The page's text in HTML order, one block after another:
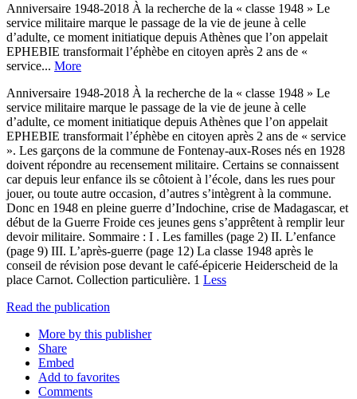
Anniversaire 1948-2018 À la recherche de la « classe 1948 » Le
service militaire marque le passage de la vie de jeune à celle
d’adulte, ce moment initiatique depuis Athènes que l’on appelait
EPHEBIE transformait l’éphèbe en citoyen après 2 ans de «
service... More
Anniversaire 1948-2018 À la recherche de la « classe 1948 » Le
service militaire marque le passage de la vie de jeune à celle
d’adulte, ce moment initiatique depuis Athènes que l’on appelait
EPHEBIE transformait l’éphèbe en citoyen après 2 ans de « service
». Les garçons de la commune de Fontenay-aux-Roses nés en 1928
doivent répondre au recensement militaire. Certains se connaissent
car depuis leur enfance ils se côtoient à l’école, dans les rues pour
jouer, ou toute autre occasion, d’autres s’intègrent à la commune.
Donc en 1948 en pleine guerre d’Indochine, crise de Madagascar, et
début de la Guerre Froide ces jeunes gens s’apprêtent à remplir leur
devoir militaire. Sommaire : I . Les familles (page 2) II. L’enfance
(page 9) III. L’après-guerre (page 12) La classe 1948 après le
conseil de révision pose devant le café-épicerie Heiderscheid de la
place Carnot. Collection particulière. 1 Less
Read the publication
More by this publisher
Share
Embed
Add to favorites
Comments